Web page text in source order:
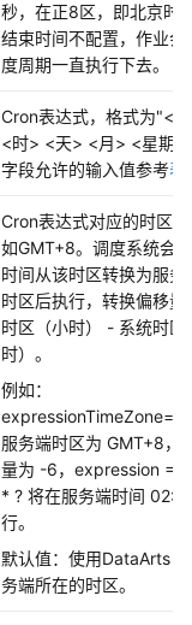
秒，在正8区，即北京时
结束时间不配置，作业会
度周期一直执行下去。
Cron表达式，格式为"<
<时> <天> <月> <星期
字段允许的输入值参考表
Cron表达式对应的时区
如GMT+8。调度系统会
时间从该时区转换为服务
时区后执行，转换偏移量
时区（小时） - 系统时区
时）。
例如：
服务端时区为 GMT+8，
量为 -6，expression =
* ? 将在服务端时间
行。
默认值：使用DataArts
务端所在的时区。